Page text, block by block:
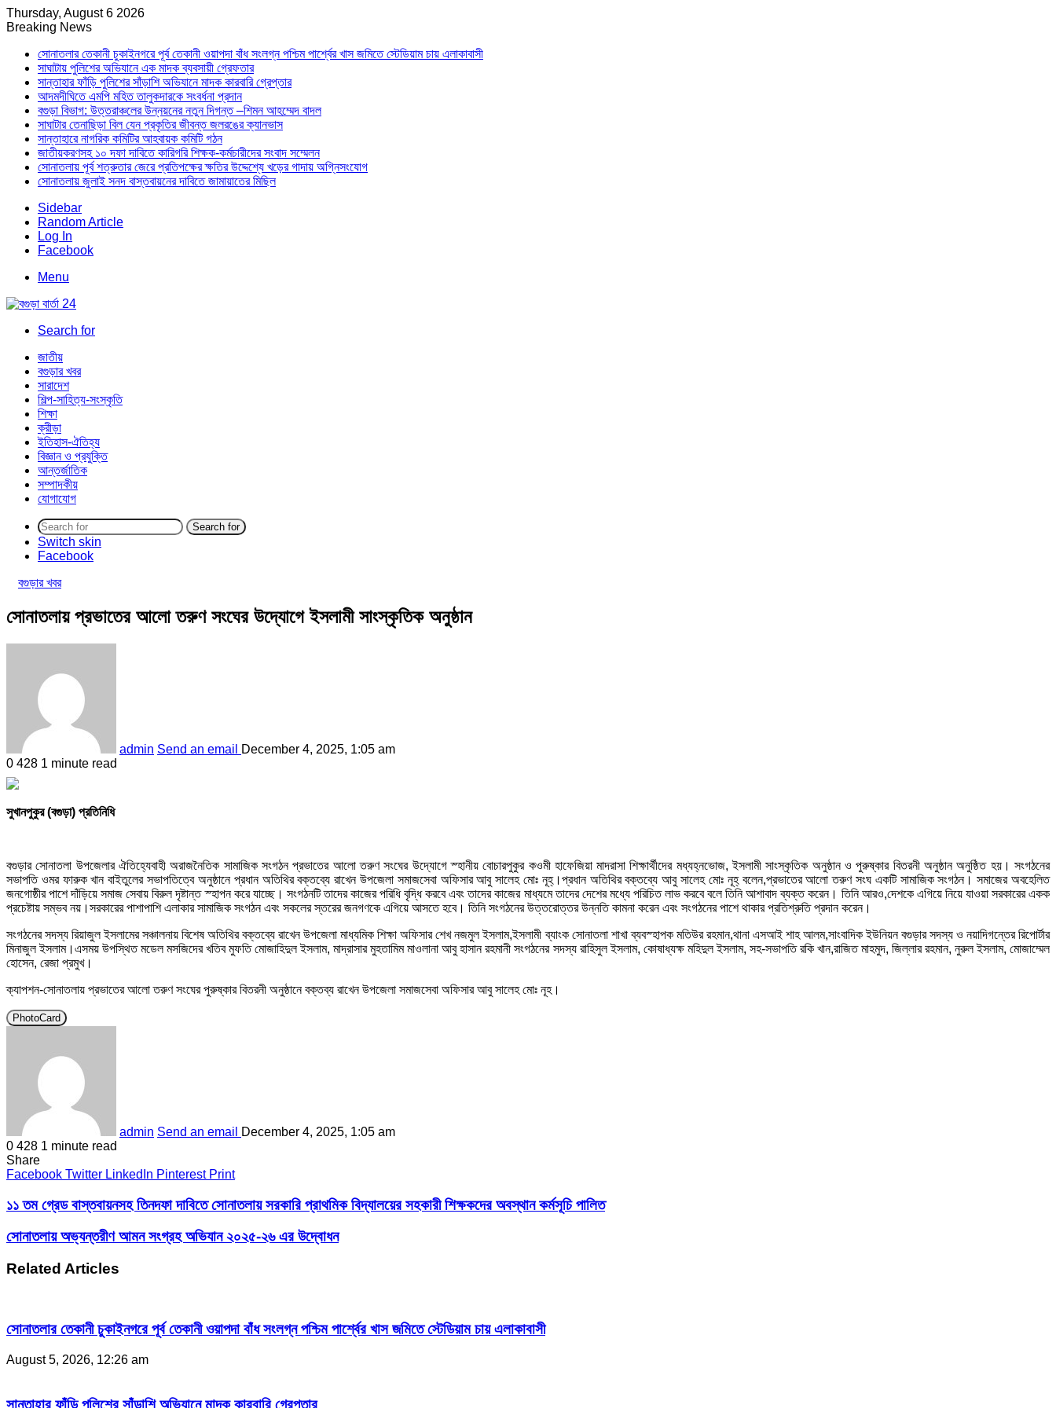
Thursday, August 6 2026
Breaking News
সোনাতলার তেকানী চুকাইনগরে পূর্ব তেকানী ওয়াপদা বাঁধ সংলগ্ন পশ্চিম পার্শ্বের খাস জমিতে স্টেডিয়াম চায় এলাকাবাসী
সাঘাটায় পুলিশের অভিযানে এক মাদক ব্যবসায়ী গ্রেফতার
সান্তাহার ফাঁড়ি পুলিশের সাঁড়াশি অভিযানে মাদক কারবারি গ্রেপ্তার
আদমদীঘিতে এমপি মহিত তালুকদারকে সংবর্ধনা প্রদান
বগুড়া বিভাগ: উত্তরাঞ্চলের উন্নয়নের নতুন দিগন্ত –শিমন আহম্মেদ বাদল
সাঘাটার তেনাছিড়া বিল যেন প্রকৃতির জীবন্ত জলরঙের ক্যানভাস
সান্তাহারে নাগরিক কমিটির আহবায়ক কমিটি গঠন
জাতীয়করণসহ ১০ দফা দাবিতে কারিগরি শিক্ষক-কর্মচারীদের সংবাদ সম্মেলন
সোনাতলায় পূর্ব শত্রুতার জেরে প্রতিপক্ষের ক্ষতির উদ্দেশ্যে খড়ের গাদায় অগ্নিসংযোগ
সোনাতলায় জুলাই সনদ বাস্তবায়নের দাবিতে জামায়াতের মিছিল
Sidebar
Random Article
Log In
Facebook
Menu
Search for
জাতীয়
বগুড়ার খবর
সারাদেশ
শিল্প-সাহিত্য-সংস্কৃতি
শিক্ষা
ক্রীড়া
ইতিহাস-ঐতিহ্য
বিজ্ঞান ও প্রযুক্তি
আন্তর্জাতিক
সম্পাদকীয়
যোগাযোগ
Search for
Switch skin
Facebook
বগুড়ার খবর
সোনাতলায় প্রভাতের আলো তরুণ সংঘের উদ্যােগে ইসলামী সাংস্কৃতিক অনুষ্ঠান
admin Send an email
December 4, 2025, 1:05 am
0 428 1 minute read
সুখানপুকুর (বগুড়া) প্রতিনিধি
বগুড়ার সোনাতলা উপজেলার ঐতিহ্যেবাহী অরাজনৈতিক সামাজিক সংগঠন প্রভাতের আলো তরুণ সংঘের উদ্যােগে স্হানীয় বোচারপুকুর কওমী হাফেজিয়া মাদরাসা শিক্ষার্থীদের মধ্যহ্নভোজ, ইসলামী সাংস্কৃতিক অনুষ্ঠান ও পুরুষ্কার বিতরনী অনুষ্ঠান অনুষ্ঠিত হয়। সংগঠনের
সভাপতি ওমর ফারুক খান বাইতুলের সভাপতিত্বে অনুষ্ঠানে প্রধান অতিথির বক্তব্যে রাখেন উপজেলা সমাজসেবা অফিসার আবু সালেহ মোঃ নূহ্।প্রধান অতিথির বক্তব্যে আবু সালেহ মোঃ নূহ্ বলেন,প্রভাতের আলো তরুণ সংঘ একটি সামাজিক সংগঠন। সমাজের অবহেলিত
জনগোষ্ঠীর পাশে দাঁড়িয়ে সমাজ সেবায় বিরুল দৃষ্টান্ত স্হাপন করে যাচ্ছে। সংগঠনটি তাদের কাজের পরিধি বৃদ্ধি করবে এবং তাদের কাজের মাধ্যমে তাদের দেশের মধ্যে পরিচিত লাভ করবে বলে তিনি আশাবাদ ব্যক্ত করেন। তিনি আরও,দেশকে এগিয়ে নিয়ে যাওয়া সরকারের একক
প্রচেষ্টায় সম্ভব নয়।সরকারের পাশাপাশি এলাকার সামাজিক সংগঠন এবং সকলের স্তরের জনগণকে এগিয়ে আসতে হবে। তিনি সংগঠনের উত্তরোত্তর উন্নতি কামনা করেন এবং সংগঠনের পাশে থাকার প্রতিশ্রুতি প্রদান করেন।
সংগঠনের সদস্য রিয়াজুল ইসলামের সঞ্চালনায় বিশেষ অতিথির বক্তব্যে রাখেন উপজেলা মাধ্যমিক শিক্ষা অফিসার শেখ নজমুল ইসলাম,ইসলামী ব্যাংক সোনাতলা শাখা ব্যবস্হাপক মতিউর রহমান,থানা এসআই শাহ আলম,সাংবাদিক ইউনিয়ন বগুড়ার সদস্য ও নয়াদিগন্তের রিপোর্টার
মিনাজুল ইসলাম।এসময় উপস্থিত মডেল মসজিদের খতিব মুফতি মোজাহিদুল ইসলাম, মাদ্রাসার মুহতামিম মাওলানা আবু হাসান রহমানী সংগঠনের সদস্য রাহিসুল ইসলাম, কোষাধ্যক্ষ মহিদুল ইসলাম, সহ-সভাপতি রকি খান,রাজিত মাহমুদ, জিল্লার রহমান, নুরুল ইসলাম, মোজাম্মেল
হোসেন, রেজা প্রমুখ।
ক্যাপশন-সোনাতলায় প্রভাতের আলো তরুণ সংঘের পুরুষ্কার বিতরনী অনুষ্ঠানে বক্তব্য রাখেন উপজেলা সমাজসেবা অফিসার আবু সালেহ মোঃ নূহ।
PhotoCard
admin Send an email
December 4, 2025, 1:05 am
0 428 1 minute read
Share
Facebook Twitter LinkedIn Pinterest Print
১১ তম গ্রেড বাস্তবায়নসহ তিনদফা দাবিতে সোনাতলায় সরকারি প্রাথমিক বিদ্যালয়ের সহকারী শিক্ষকদের অবস্থান কর্মসূচি পালিত
সোনাতলায় অভ্যন্তরীণ আমন সংগ্রহ অভিযান ২০২৫-২৬ এর উদ্বোধন
Related Articles
সোনাতলার তেকানী চুকাইনগরে পূর্ব তেকানী ওয়াপদা বাঁধ সংলগ্ন পশ্চিম পার্শ্বের খাস জমিতে স্টেডিয়াম চায় এলাকাবাসী
August 5, 2026, 12:26 am
সান্তাহার ফাঁড়ি পুলিশের সাঁড়াশি অভিযানে মাদক কারবারি গ্রেপ্তার